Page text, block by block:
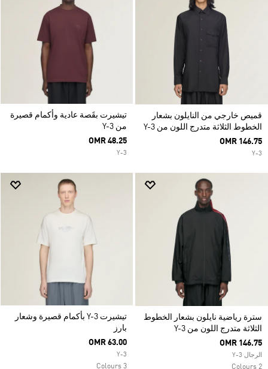
قميص خارجي من النايلون بشعار
الخطوط الثلاثة متدرج اللون من Y-3
OMR 146.75
Y-3
تيشيرت بقَصة عادية وأكمام قصيرة
من Y-3
OMR 48.25
Y-3
سترة رياضية نايلون بشعار الخطوط
الثلاثة متدرج اللون من Y-3
OMR 146.75
الرجال Y-3
2 Colours
تيشيرت Y-3 بأكمام قصيرة وشعار
بارز
OMR 63.00
Y-3
3 Colours